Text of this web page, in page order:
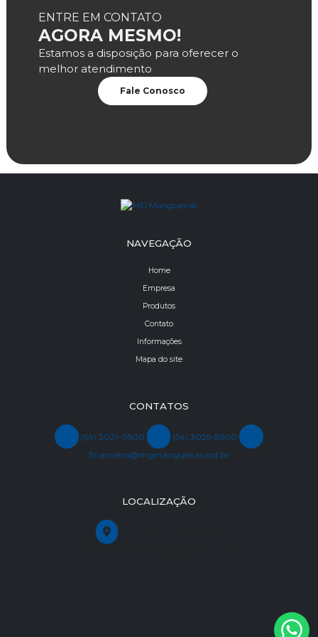
ENTRE EM CONTATO
AGORA MESMO!
Estamos a disposição para oferecer o
melhor atendimento
Fale Conosco
NAVEGAÇÃO
Home
Empresa
Produtos
Contato
Informações
Mapa do site
CONTATOS
(54) 3021-0500
(54) 3025-8500
financeiro@mgmangueiras.ind.br
LOCALIZAÇÃO